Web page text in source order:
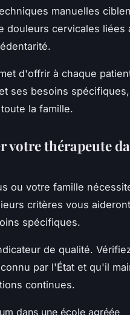
manuelles
cervicales liées
d'offrir à chaque
ses besoins
la famille.
votre thérapeute
ou votre famille
critères vous
spécifiques.
de qualité.
par l'État et qu'il
continues.
dans une école agréée